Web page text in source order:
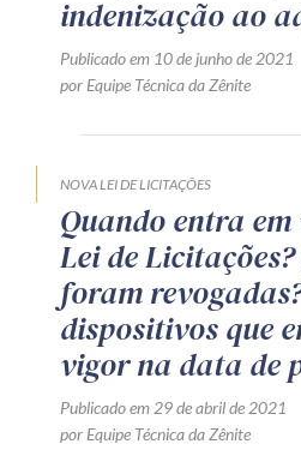
indenização ao
Publicado em 10 de junho de 2021
por Equipe Técnica da Zênite
NOVA LEI DE LICITAÇÕES
Quando entra
Lei de
foram
dispositivos que
vigor na data de
Publicado em 29 de abril de 2021
por Equipe Técnica da Zênite